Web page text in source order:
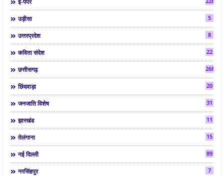
उड़ीसा 5
उत्तरप्रदेश 8
कविता संदेश 22
छत्तीसगढ़ 268
छिंदवाड़ा 20
जनजाति विशेष 31
झारखंड 11
तेलंगाना 15
नई दिल्ली 89
नरसिंहपुर 7